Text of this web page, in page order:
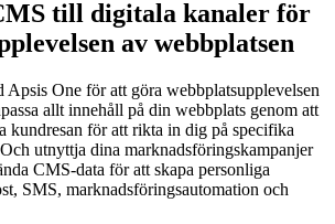
till digitala kanaler för
av webbplatsen
One för att göra webbplatsupplevelsen
allt innehåll på din webbplats genom att
kundresan för att rikta in dig på specifika
utnyttja dina marknadsföringskampanjer
CMS-data för att skapa personliga
SMS, marknadsföringsautomation och